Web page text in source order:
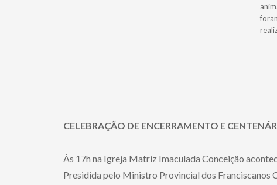
CELEBRAÇÃO DE ENCERRAMENTO E
Às 17h na Igreja Matriz Imaculada Conceição
Presidida pelo Ministro Provincial dos Franciscanos